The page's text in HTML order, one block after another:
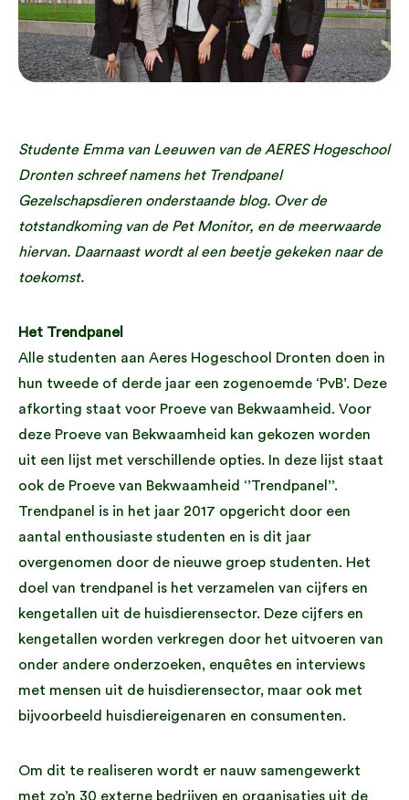
Studente Emma van Leeuwen van de AERES Hogeschool
Dronten schreef namens het Trendpanel
Gezelschapsdieren onderstaande blog. Over de
totstandkoming van de Pet Monitor, en de meerwaarde
hiervan. Daarnaast wordt al een beetje gekeken naar de
toekomst.
Het Trendpanel
Alle studenten aan Aeres Hogeschool Dronten doen in
hun tweede of derde jaar een zogenoemde ‘PvB’. Deze
afkorting staat voor Proeve van Bekwaamheid. Voor
deze Proeve van Bekwaamheid kan gekozen worden
uit een lijst met verschillende opties. In deze lijst staat
ook de Proeve van Bekwaamheid ‘’Trendpanel’’.
Trendpanel is in het jaar 2017 opgericht door een
aantal enthousiaste studenten en is dit jaar
overgenomen door de nieuwe groep studenten. Het
doel van trendpanel is het verzamelen van cijfers en
kengetallen uit de huisdierensector. Deze cijfers en
kengetallen worden verkregen door het uitvoeren van
onder andere onderzoeken, enquêtes en interviews
met mensen uit de huisdierensector, maar ook met
bijvoorbeeld huisdiereigenaren en consumenten.
Om dit te realiseren wordt er nauw samengewerkt
met zo’n 30 externe bedrijven en organisaties uit de